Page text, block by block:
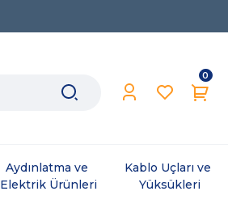
0
Aydınlatma ve
Elektrik Ürünleri
Kablo Uçları ve
Yüksükleri